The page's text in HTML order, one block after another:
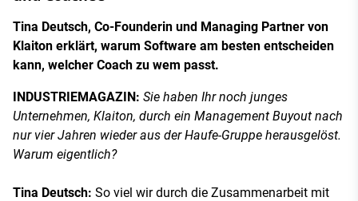
Tina Deutsch, Co-Founderin und Managing Partner von
Klaiton erklärt, warum Software am besten entscheiden
kann, welcher Coach zu wem passt.
INDUSTRIEMAGAZIN: Sie haben Ihr noch junges
Unternehmen, Klaiton, durch ein Management Buyout nach
nur vier Jahren wieder aus der Haufe-Gruppe herausgelöst.
Warum eigentlich?
Tina Deutsch: So viel wir durch die Zusammenarbeit mit